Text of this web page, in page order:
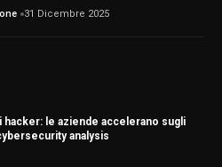
31 Dicembre 2025
hacker: le aziende accelerano sugli
analysis